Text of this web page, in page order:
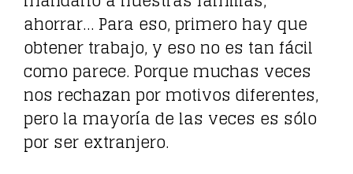
ahorrar… Para eso, primero hay que
obtener trabajo, y eso no es tan fácil
como parece. Porque muchas veces
nos rechazan por motivos diferentes,
pero la mayoría de las veces es sólo
por ser extranjero.